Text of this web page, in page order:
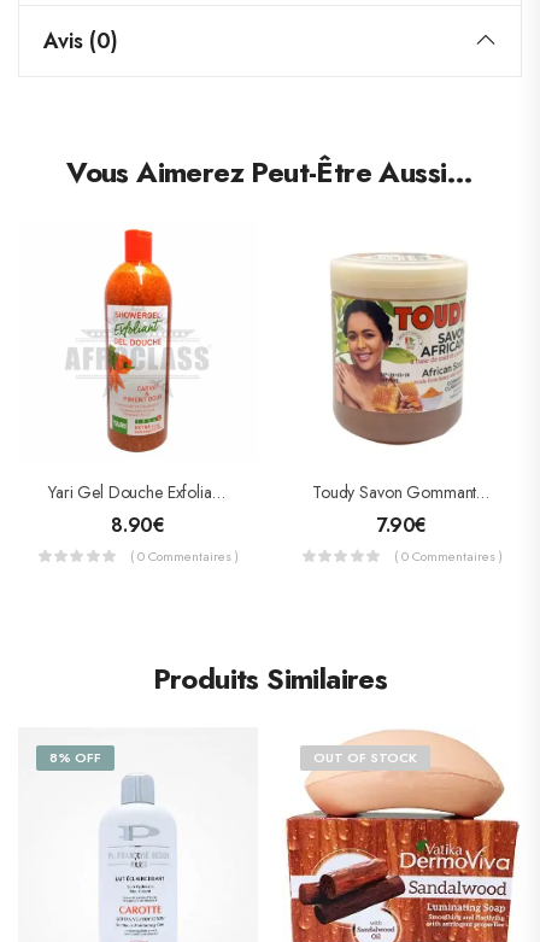
Avis (0)
Vous Aimerez Peut-Être Aussi…
Yari Gel Douche Exfoliant Carotte/ Piment Doux 1000 ML
8.90€
( 0 Commentaires )
Toudy Savon Gommant Clarifiant 670g
7.90€
( 0 Commentaires )
Produits Similaires
8% OFF OUT OF STOCK